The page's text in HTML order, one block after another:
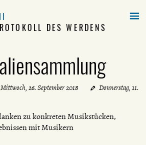
DES WERDENS
Mittwoch, 26. September 2018
Donnerstag, 11.
zu konkreten Musikstücken,
mit Musikern
